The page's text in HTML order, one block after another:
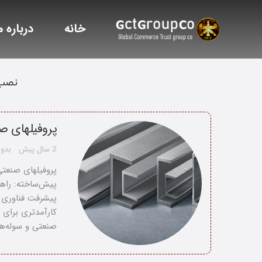
خانه درباره
2 سال پیش
پروفیلهای
پیش‌ساخته:
پیشرفت
کارآمدتری
صنعتی و